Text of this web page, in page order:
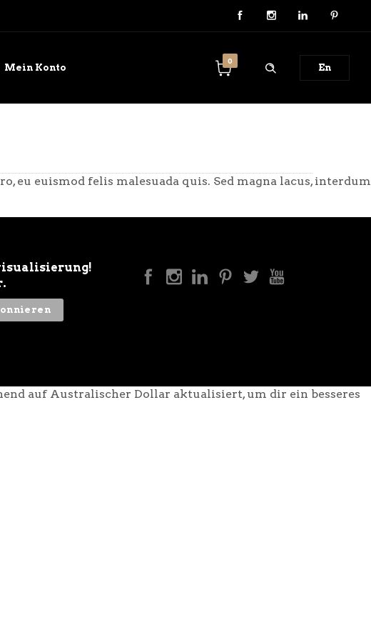
En
0
Mein Konto
euismod felis malesuada quis. Sed magna lacus, interdum
auf Australischer Dollar aktualisiert, um dir ein besseres